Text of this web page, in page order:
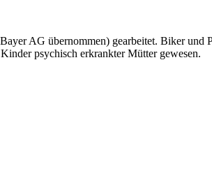
AG übernommen) gearbeitet. Biker
psychisch erkrankter Mütter gewesen.